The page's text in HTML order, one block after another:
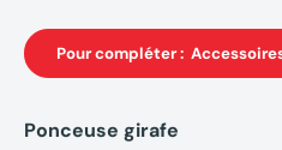
Pour compléter :
Ponceuse girafe